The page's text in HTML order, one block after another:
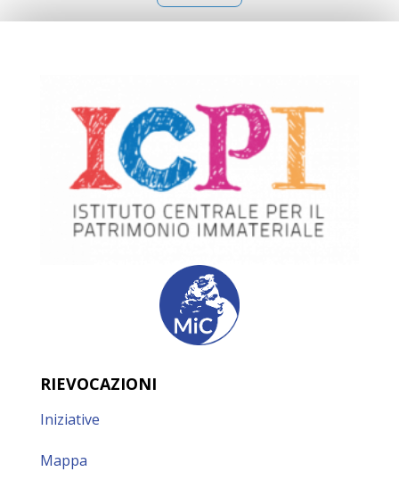
RIEVOCAZIONI
Iniziative
Mappa